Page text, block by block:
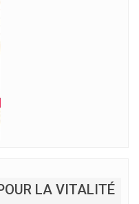
LA VITALITÉ